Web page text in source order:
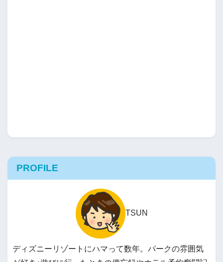
PROFILE
TSUN
ディズニーリゾートにハマって数年。パークの雰囲気